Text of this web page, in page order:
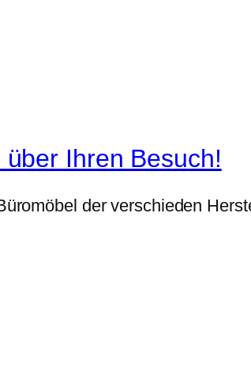
Ihren Besuch!
der verschieden